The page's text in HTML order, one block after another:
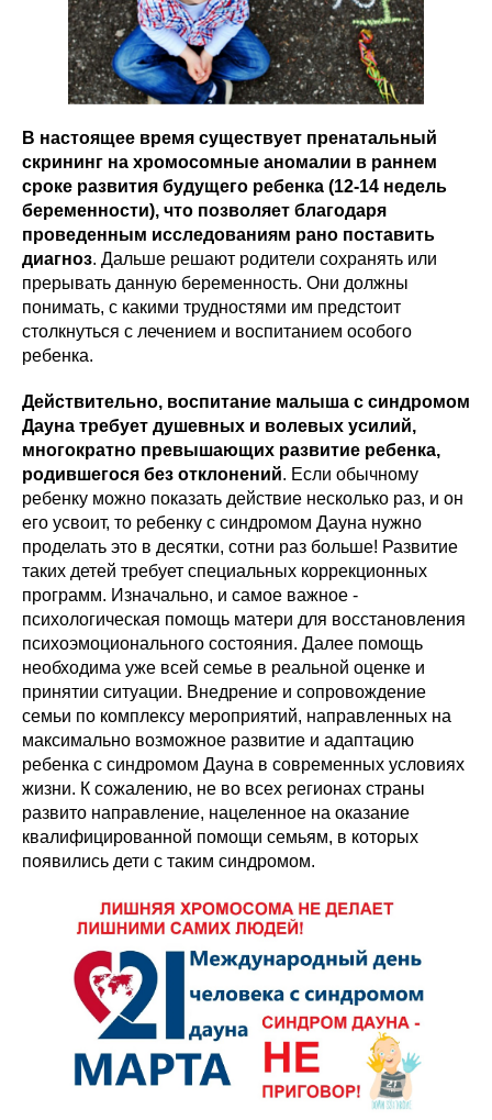
В настоящее время существует пренатальный
скрининг на хромосомные аномалии в раннем
сроке развития будущего ребенка (12-14 недель
беременности), что позволяет благодаря
проведенным исследованиям рано поставить
диагноз. Дальше решают родители сохранять или
прерывать данную беременность. Они должны
понимать, с какими трудностями им предстоит
столкнуться с лечением и воспитанием особого
ребенка.
Действительно, воспитание малыша с синдромом
Дауна требует душевных и волевых усилий,
многократно превышающих развитие ребенка,
родившегося без отклонений. Если обычному
ребенку можно показать действие несколько раз, и он
его усвоит, то ребенку с синдромом Дауна нужно
проделать это в десятки, сотни раз больше! Развитие
таких детей требует специальных коррекционных
программ. Изначально, и самое важное -
психологическая помощь матери для восстановления
психоэмоционального состояния. Далее помощь
необходима уже всей семье в реальной оценке и
принятии ситуации. Внедрение и сопровождение
семьи по комплексу мероприятий, направленных на
максимально возможное развитие и адаптацию
ребенка с синдромом Дауна в современных условиях
жизни. К сожалению, не во всех регионах страны
развито направление, нацеленное на оказание
квалифицированной помощи семьям, в которых
появились дети с таким синдромом.